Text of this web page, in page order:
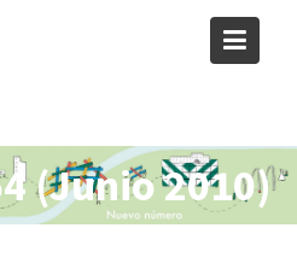
(Junio 2010)